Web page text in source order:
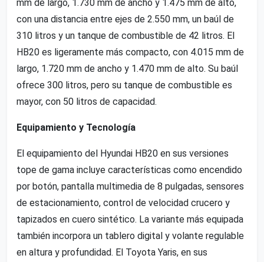
mm de largo, 1.730 mm de ancho y 1.475 mm de alto,
con una distancia entre ejes de 2.550 mm, un baúl de
310 litros y un tanque de combustible de 42 litros. El
HB20 es ligeramente más compacto, con 4.015 mm de
largo, 1.720 mm de ancho y 1.470 mm de alto. Su baúl
ofrece 300 litros, pero su tanque de combustible es
mayor, con 50 litros de capacidad.
Equipamiento y Tecnología
El equipamiento del Hyundai HB20 en sus versiones
tope de gama incluye características como encendido
por botón, pantalla multimedia de 8 pulgadas, sensores
de estacionamiento, control de velocidad crucero y
tapizados en cuero sintético. La variante más equipada
también incorpora un tablero digital y volante regulable
en altura y profundidad. El Toyota Yaris, en sus